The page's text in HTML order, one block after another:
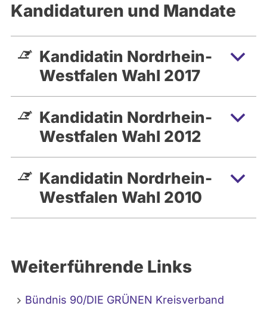
GRÜNEN und seit 2009 Stadträtin in
Bildungsausschuss. Als sachkundige
Bürgerin bin ich für die grüne
Kreistagsfraktion im Ausschuss pro Arbeit
und im Gleichstellungsausschuss und als
Sprecherin im Kreisvorstand tätig. Seit
2016 bin ich Sprecherin der
Landesarbeitsgemeinschaft Wirtschaft.
Seit 2013 bin ich Mitbegründerin der
Essbaren Stadt Minden e.V.
Kandidaturen und Mandate
Kandidatin Nordrhein-
Westfalen Wahl 2017
Kandidatin Nordrhein-
Westfalen Wahl 2012
Kandidatin Nordrhein-
Westfalen Wahl 2010
Weiterführende Links
Bündnis 90/DIE GRÜNEN Kreisverband